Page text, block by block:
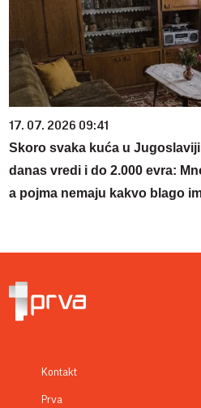
17. 07. 2026 09:41
Skoro svaka kuća u
danas vredi i do 2.000 evra:
a pojma nemaju kakvo blago
Kontakt
Prva